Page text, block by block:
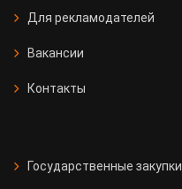
Для рекламодателей
Вакансии
Контакты
Государственные закупки